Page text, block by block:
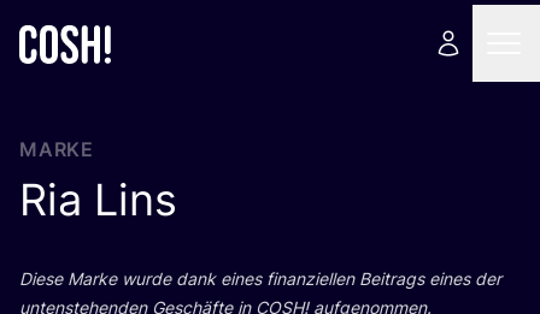
MARKE
Ria Lins
Die­se Mar­ke wur­de dank eines finan­zi­el­len Bei­trags eines der
unten­ste­hen­den Geschäf­te in COSH! aufgenommen.